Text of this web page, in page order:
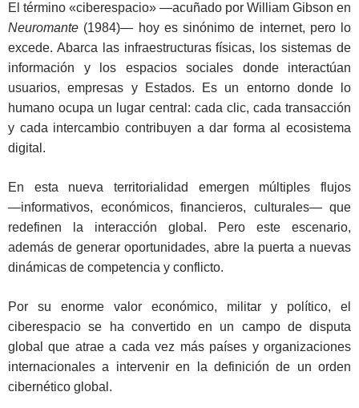
El término «ciberespacio» ―acuñado por William Gibson en
Neuromante (1984)― hoy es sinónimo de internet, pero lo
excede. Abarca las infraestructuras físicas, los sistemas de
información y los espacios sociales donde interactúan
usuarios, empresas y Estados. Es un entorno donde lo
humano ocupa un lugar central: cada clic, cada transacción
y cada intercambio contribuyen a dar forma al ecosistema
digital.
En esta nueva territorialidad emergen múltiples flujos
―informativos, económicos, financieros, culturales― que
redefinen la interacción global. Pero este escenario,
además de generar oportunidades, abre la puerta a nuevas
dinámicas de competencia y conflicto.
Por su enorme valor económico, militar y político, el
ciberespacio se ha convertido en un campo de disputa
global que atrae a cada vez más países y organizaciones
internacionales a intervenir en la definición de un orden
cibernético global.